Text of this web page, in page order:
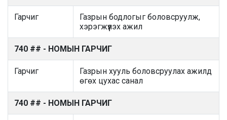
Гарчиг
Газрын бодлогыг боловсруулж,
хэрэгжүүлэх ажил
740 ## - НОМЫН ГАРЧИГ
Гарчиг
Газрын хууль боловсруулах ажилд
өгөх цухас санал
740 ## - НОМЫН ГАРЧИГ